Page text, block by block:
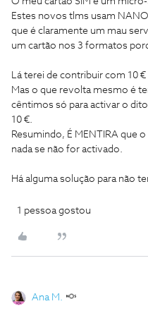
Estes novos tlms usam
que é claramente um mau
um cartão nos 3 formatos
Lá terei de contribuir com 10
Mas o que revolta mesmo é
cêntimos só para activar o
10 €.
Resumindo, É MENTIRA que
nada se não for activado.
Há alguma solução para não
1 pessoa gostou
Ana M.